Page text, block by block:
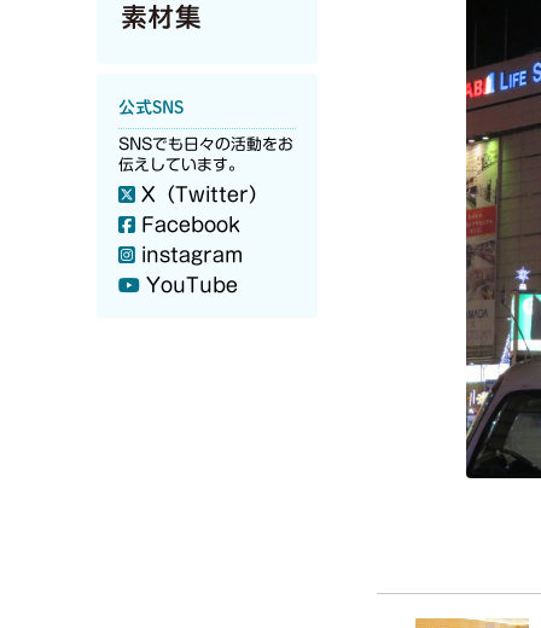
公式SNS
SNSでも日々の活動をお
伝えしています。
X（Twitter）
Facebook
instagram
YouTube